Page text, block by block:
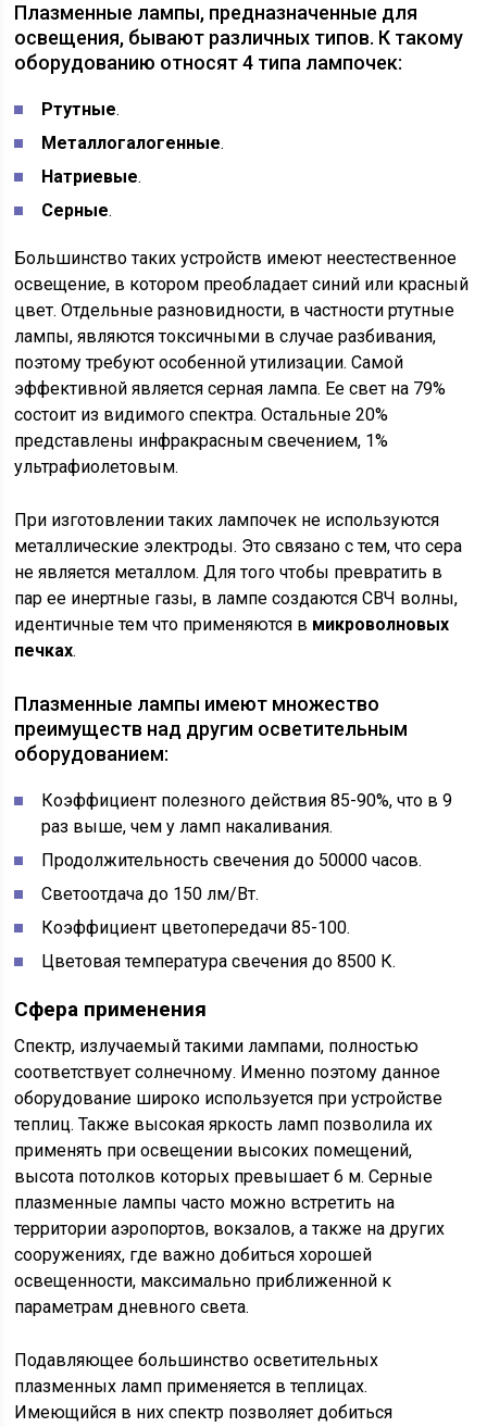
Плазменные лампы, предназначенные для
освещения, бывают различных типов. К такому
оборудованию относят 4 типа лампочек:
Ртутные.
Металлогалогенные.
Натриевые.
Серные.
Большинство таких устройств имеют неестественное
освещение, в котором преобладает синий или красный
цвет. Отдельные разновидности, в частности ртутные
лампы, являются токсичными в случае разбивания,
поэтому требуют особенной утилизации. Самой
эффективной является серная лампа. Ее свет на 79%
состоит из видимого спектра. Остальные 20%
представлены инфракрасным свечением, 1%
ультрафиолетовым.
При изготовлении таких лампочек не используются
металлические электроды. Это связано с тем, что сера
не является металлом. Для того чтобы превратить в
пар ее инертные газы, в лампе создаются СВЧ волны,
идентичные тем что применяются в микроволновых
печках.
Плазменные лампы имеют множество
преимуществ над другим осветительным
оборудованием:
Коэффициент полезного действия 85-90%, что в 9
раз выше, чем у ламп накаливания.
Продолжительность свечения до 50000 часов.
Светоотдача до 150 лм/Вт.
Коэффициент цветопередачи 85-100.
Цветовая температура свечения до 8500 К.
Сфера применения
Спектр, излучаемый такими лампами, полностью
соответствует солнечному. Именно поэтому данное
оборудование широко используется при устройстве
теплиц. Также высокая яркость ламп позволила их
применять при освещении высоких помещений,
высота потолков которых превышает 6 м. Серные
плазменные лампы часто можно встретить на
территории аэропортов, вокзалов, а также на других
сооружениях, где важно добиться хорошей
освещенности, максимально приближенной к
параметрам дневного света.
Подавляющее большинство осветительных
плазменных ламп применяется в теплицах.
Имеющийся в них спектр позволяет добиться